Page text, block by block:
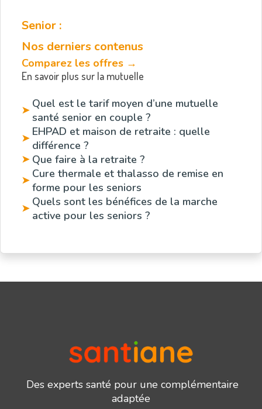
Senior :
Nos derniers contenus
Comparez les offres →
En savoir plus sur la mutuelle
➤ Quel est le tarif moyen d’une mutuelle
santé senior en couple ?
➤ EHPAD et maison de retraite : quelle
différence ?
➤ Que faire à la retraite ?
➤ Cure thermale et thalasso de remise en
forme pour les seniors
➤ Quels sont les bénéfices de la marche
active pour les seniors ?
Des experts santé pour une complémentaire
adaptée